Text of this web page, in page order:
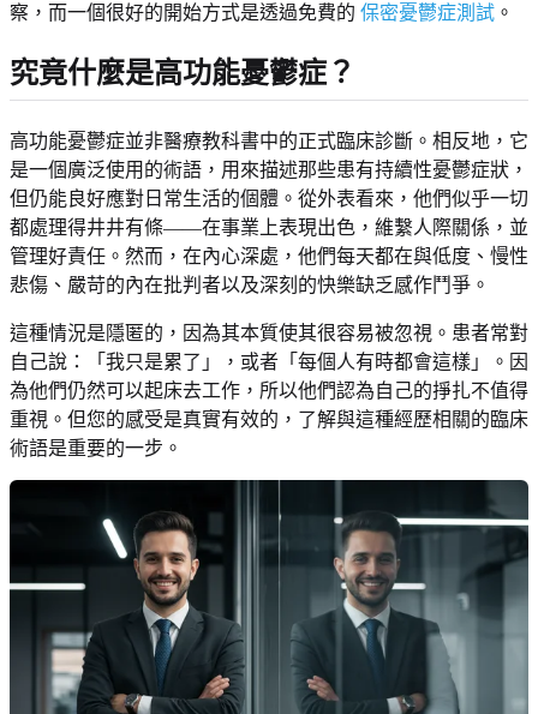
察，而一個很好的開始方式是透過免費的 保密憂鬱症測試 。
究竟什麼是高功能憂鬱症？
高功能憂鬱症並非醫療教科書中的正式臨床診斷。相反地，它
是一個廣泛使用的術語，用來描述那些患有持續性憂鬱症狀，
但仍能良好應對日常生活的個體。從外表看來，他們似乎一切
都處理得井井有條——在事業上表現出色，維繫人際關係，並
管理好責任。然而，在內心深處，他們每天都在與低度、慢性
悲傷、嚴苛的內在批判者以及深刻的快樂缺乏感作鬥爭。
這種情況是隱匿的，因為其本質使其很容易被忽視。患者常對
自己說：「我只是累了」，或者「每個人有時都會這樣」。因
為他們仍然可以起床去工作，所以他們認為自己的掙扎不值得
重視。但您的感受是真實有效的，了解與這種經歷相關的臨床
術語是重要的一步。